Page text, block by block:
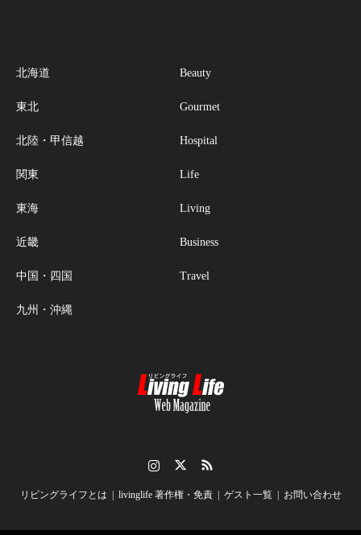
北海道
東北
北陸・甲信越
関東
東海
近畿
中国・四国
九州・沖縄
Beauty
Gourmet
Hospital
Life
Living
Business
Travel
リビングライフとは livinglife 著作権・免責 ゲスト一覧 お問い合わせ